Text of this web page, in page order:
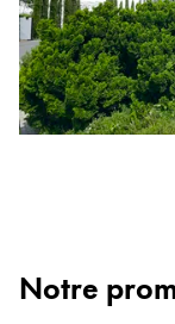
Corporate
Qualité
Design
À propos de
Notre